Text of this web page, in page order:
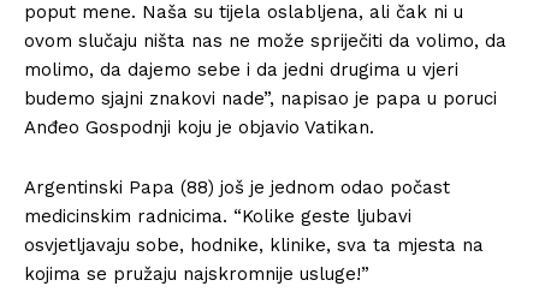
poput mene. Naša su tijela oslabljena, ali čak ni u
ovom slučaju ništa nas ne može spriječiti da volimo, da
molimo, da dajemo sebe i da jedni drugima u vjeri
budemo sjajni znakovi nade”, napisao je papa u poruci
Anđeo Gospodnji koju je objavio Vatikan.
Argentinski Papa (88) još je jednom odao počast
medicinskim radnicima. “Kolike geste ljubavi
osvjetljavaju sobe, hodnike, klinike, sva ta mjesta na
kojima se pružaju najskromnije usluge!”